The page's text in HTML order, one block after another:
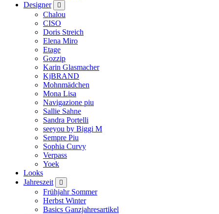
Designer
Chalou
CISO
Doris Streich
Elena Miro
Etage
Gozzip
Karin Glasmacher
KjBRAND
Mohnmädchen
Mona Lisa
Navigazione piu
Sallie Sahne
Sandra Portelli
seeyou by Biggi M
Sempre Piu
Sophia Curvy
Verpass
Yoek
Looks
Jahreszeit
Frühjahr Sommer
Herbst Winter
Basics Ganzjahresartikel